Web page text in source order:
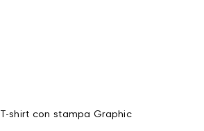
T-shirt con stampa Graphic